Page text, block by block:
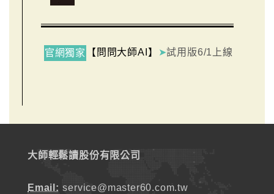
官網獨家 【問問大師AI】 ➤試用版6/1上線
大師輕鬆讀股份有限公司
Email: service@master60.com.tw